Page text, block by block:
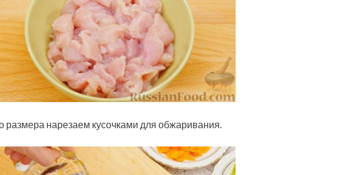
размера нарезаем кусочками для обжаривания.